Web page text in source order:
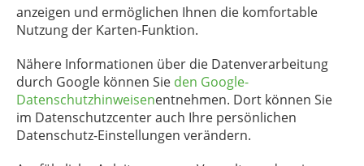
anzeigen und ermöglichen Ihnen die komfortable
Nutzung der Karten-Funktion.
Nähere Informationen über die Datenverarbeitung
durch Google können Sie den Google-
Datenschutzhinweisenentnehmen. Dort können Sie
im Datenschutzcenter auch Ihre persönlichen
Datenschutz-Einstellungen verändern.